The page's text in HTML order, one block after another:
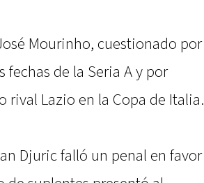
Mourinho, cuestionado por
de la Seria A y por
Lazio en la Copa de Italia.
Djuric falló un penal en favor